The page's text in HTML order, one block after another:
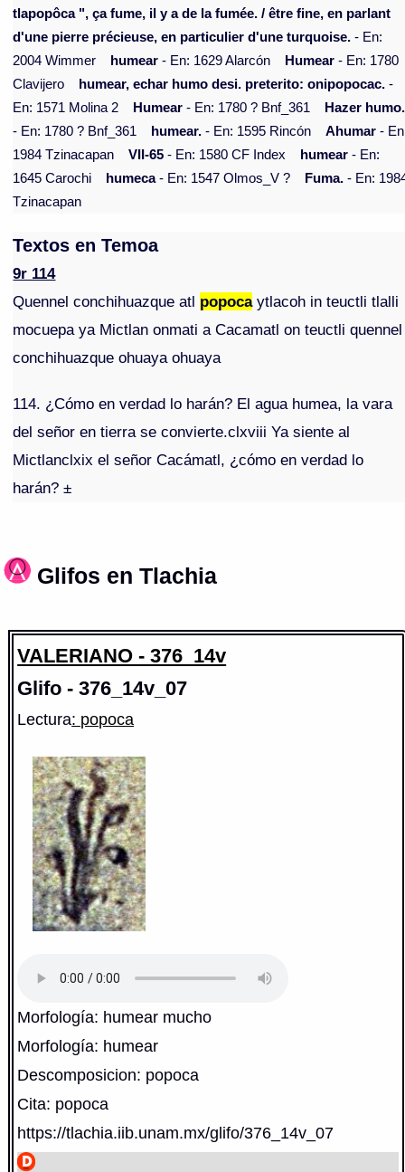
tlapopôca ", ça fume, il y a de la fumée. / être fine, en parlant
d'une pierre précieuse, en particulier d'une turquoise. - En:
2004 Wimmer
humear - En: 1629 Alarcón Humear - En: 1780
Clavijero
humear, echar humo desi. preterito: onipopocac. -
En: 1571 Molina 2
Humear - En: 1780 ? Bnf_361
Hazer humo.
- En: 1780 ? Bnf_361
humear. - En: 1595 Rincón Ahumar -
1984 Tzinacapan
VII-65 - En: 1580 CF Index humear - En:
1645 Carochi
humeca- En: 1547 Olmos_V ? Fuma. - En:
Tzinacapan
Textos en Temoa
9r 114
Quennel conchihuazque atl popocaytlacoh in teuctli tlalli
mocuepa ya Mictlan onmati a Cacamatl on teuctli quennel
conchihuazque ohuaya ohuaya
114. ¿Cómo en verdad lo harán? El agua humea, la vara
del señor en tierra se convierte.clxviii Ya siente al
Mictlanclxix el señor Cacámatl, ¿cómo en verdad lo
harán? ±
Glifos en Tlachia
VALERIANO - 376_14v
Glifo - 376_14v_07
Lectura: popoca
Morfología: humear mucho
Morfología: humear
Descomposicion: popoca
Cita: popoca
https://tlachia.iib.unam.mx/glifo/376_14v_07